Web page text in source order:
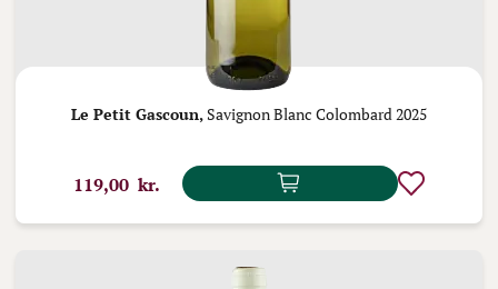
Le Petit Gascoun,Savignon Blanc Colombard 2025
119,00 kr.